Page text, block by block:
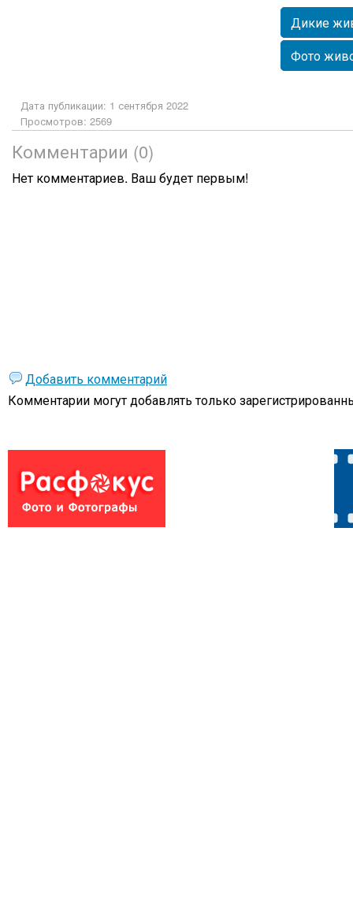
Дикие
Фото
Дата публикации: 1 сентября 2022
Просмотров: 2569
Комментарии (0)
Нет комментариев. Ваш будет первым!
Добавить комментарий
Комментарии могут добавлять только